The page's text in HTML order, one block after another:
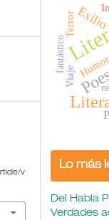
v
Exilio
Viaje
Terror
fantástico
Lo más
Del Habla
Verdades